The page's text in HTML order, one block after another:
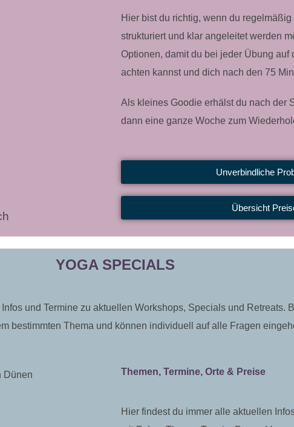
Hier bist du richtig, wenn du
strukturiert und klar angeleitet werden
Optionen, damit du bei jeder Übung
achten kannst und dich nach den 75
Als kleines Goodie erhälst du nach der
dann eine ganze Woche zum
Unverbindliche
Übersicht
YOGA SPECIALS
und Termine zu aktuellen Workshops, Specials und Retreats.
bestimmten Thema und können individuell auf alle Fragen
Themen, Termine, Orte & Preise
Hier findest du immer alle aktuellen